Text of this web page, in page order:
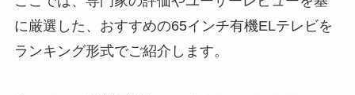
に厳選した、おすすめの65インチ有機ELテレビを
ランキング形式でご紹介します。